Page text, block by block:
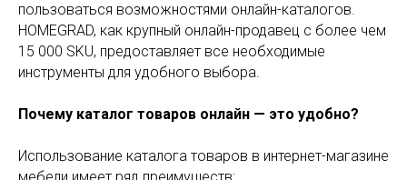
пользоваться возможностями онлайн-каталогов.
HOMEGRAD, как крупный онлайн-продавец с более чем
15 000 SKU, предоставляет все необходимые
инструменты для удобного выбора.
Почему каталог товаров онлайн — это удобно?
Использование каталога товаров в интернет-магазине